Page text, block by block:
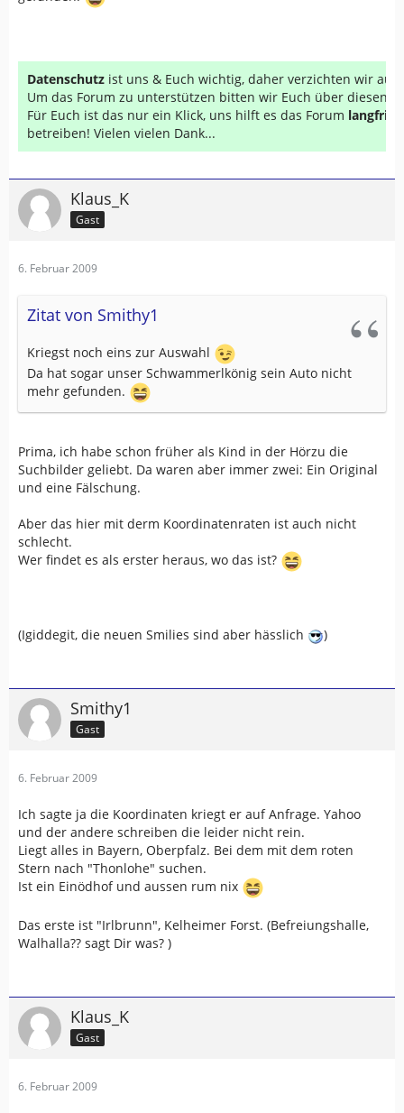
Datenschutz ist uns & Euch wichtig, daher verzichten wir auf
Um das Forum zu unterstützen bitten wir Euch über diesen
Für Euch ist das nur ein Klick, uns hilft es das Forum
betreiben! Vielen vielen Dank...
Klaus_K
Gast
6. Februar 2009
Zitat von Smithy1
Kriegst noch eins zur Auswahl
Da hat sogar unser Schwammerlkönig sein Auto nicht
mehr gefunden.
Prima, ich habe schon früher als Kind in der Hörzu die
Suchbilder geliebt. Da waren aber immer zwei: Ein Original
und eine Fälschung.
Aber das hier mit derm Koordinatenraten ist auch nicht
schlecht.
Wer findet es als erster heraus, wo das ist?
(Igiddegit, die neuen Smilies sind aber hässlich )
Smithy1
Gast
6. Februar 2009
Ich sagte ja die Koordinaten kriegt er auf Anfrage. Yahoo
und der andere schreiben die leider nicht rein.
Liegt alles in Bayern, Oberpfalz. Bei dem mit dem roten
Stern nach "Thonlohe" suchen.
Ist ein Einödhof und aussen rum nix
Das erste ist "Irlbrunn", Kelheimer Forst. (Befreiungshalle,
Walhalla?? sagt Dir was? )
Klaus_K
Gast
6. Februar 2009